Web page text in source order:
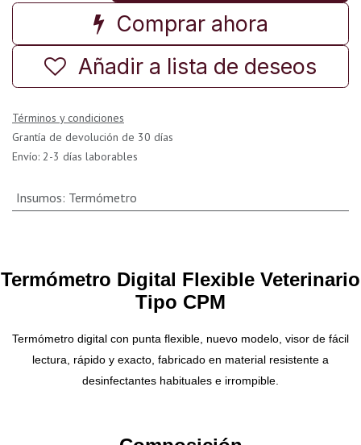
Comprar ahora
Añadir a lista de deseos
Términos y condiciones
Grantía de devolución de 30 días
Envío: 2-3 días laborables
Insumos: Termómetro
Termómetro Digital Flexible Veterinario
Tipo CPM
Termómetro digital con punta flexible, nuevo modelo, visor de fácil
lectura, rápido y exacto, fabricado en material resistente a
desinfectantes habituales e irrompible.